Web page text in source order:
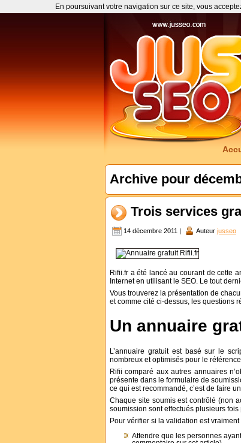
Archive pour
Trois services
14 décembre 2011 | Auteur jusseo
Rifii.fr a été lancé au courant de cette
Internet en utilisant le SEO. Le tout
Vous trouverez la présentation de
et comme cité ci-dessus, les questions
Un annuaire
L’annuaire gratuit est basé sur le
nombreux et optimisés pour le
Rifii comparé aux autres annuaires
présente dans le formulaire de
ce qui est recommandé, c’est de faire
Chaque site soumis est contrôlé (non
soumission sont effectués plusieurs fois
Pour vérifier si la validation est
Attendre que les personnes
En poursuivant votre navigation sur ce site, vous